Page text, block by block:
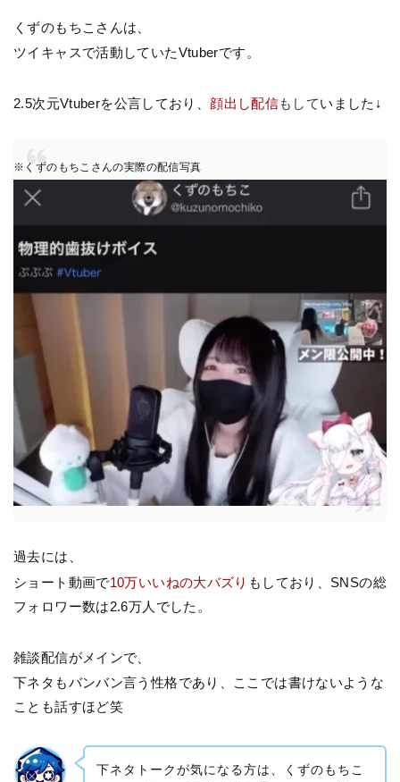
くずのもちこさんは、
ツイキャスで活動していたVtuberです。
2.5次元Vtuberを公言しており、 顔出し配信もしていました↓
※くずのもちこさんの実際の配信写真
過去には、
ショート動画で10万いいねの大バズり もしており、SNSの総
フォロワー数は2.6万人でした。
雑談配信がメインで、
下ネタもバンバン言う性格であり、ここでは書けないような
ことも話すほど笑
下ネタトークが気になる方は、くずのもちこ